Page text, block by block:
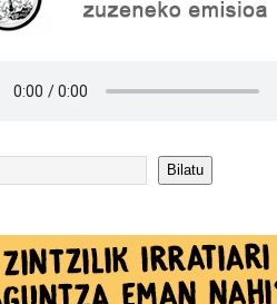
Bilatu